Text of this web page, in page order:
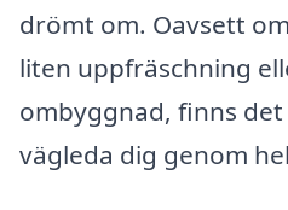
drömt om. Oavsett
liten uppfräschning
ombyggnad, finns
vägleda dig genom